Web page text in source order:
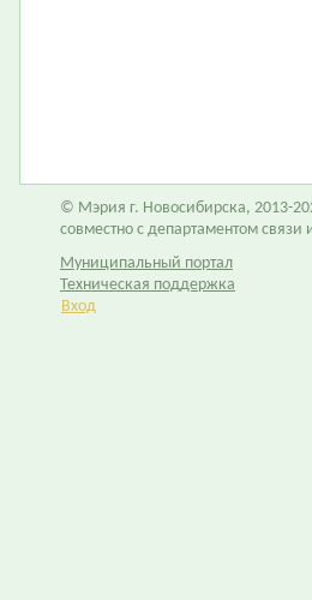
© Мэрия г. Новосибирска, 2013-
совместно с департаментом
Муниципальный портал
Техническая поддержка
Вход